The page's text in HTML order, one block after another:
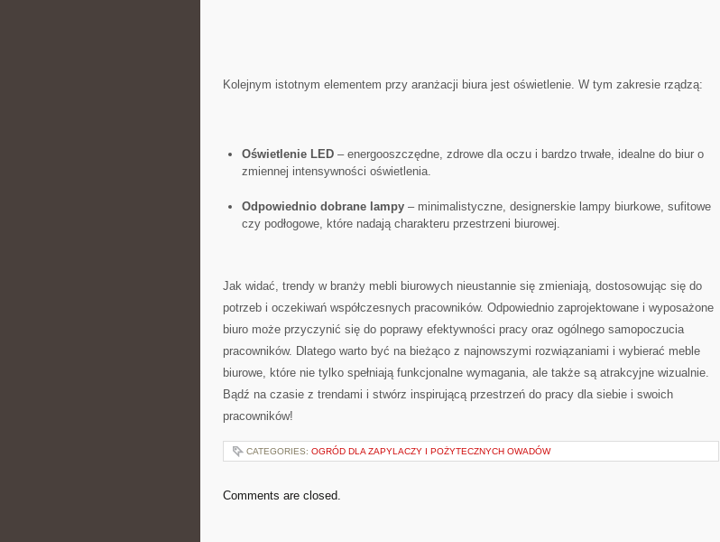
Kolejnym istotnym elementem ⁣przy aranżacji biura jest oświetlenie. ​W tym⁤ zakresie rządzą:
Oświetlenie LED–‌ energooszczędne, zdrowe dla oczu i ⁢bardzo trwałe, idealne do biur o
zmiennej⁤ intensywności oświetlenia.
Odpowiednio ​dobrane ⁢lampy– minimalistyczne, designerskie lampy ‌biurkowe,⁢ sufitowe​
czy podłogowe, które nadają⁤ charakteru przestrzeni biurowej.
Jak ⁤widać, ⁤trendy⁢ w branży mebli biurowych nieustannie się ⁤zmieniają, dostosowując ‍się do
potrzeb i oczekiwań współczesnych pracowników. Odpowiednio ⁤zaprojektowane i wyposażone
biuro może przyczynić​ się do poprawy⁤ efektywności pracy ⁤oraz ogólnego ⁤samopoczucia
pracowników. Dlatego warto być na bieżąco ​z najnowszymi​ rozwiązaniami i wybierać​ meble
biurowe, które nie tylko spełniają ⁢funkcjonalne wymagania, ale także są‍ atrakcyjne wizualnie.
Bądź na czasie z⁣ trendami i stwórz inspirującą przestrzeń ​do⁤ pracy dla siebie i swoich
pracowników!
CATEGORIES: OGRÓD DLA ZAPYLACZY I POŻYTECZNYCH OWADÓW
Comments are closed.